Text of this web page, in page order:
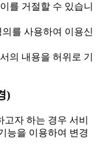
를 거절할 수 있습니
를 사용하여 이용신
의 내용을 허위로 기
)
자 하는 경우 서비
능을 이용하여 변경